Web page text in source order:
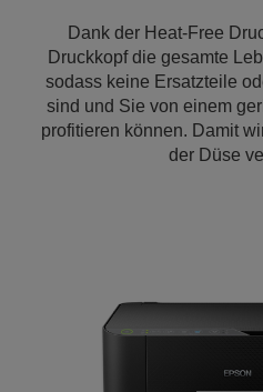
Dank der Heat-Free
Druckkopf die gesamte
sodass keine Ersatzteile
sind und Sie von einem
profitieren können. Damit
der Düse